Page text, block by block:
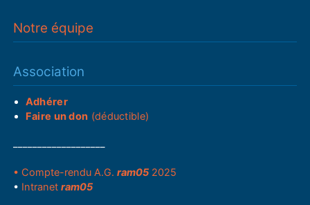
Notre équipe
Association
Adhérer
Faire un don (déductible)
• Compte-rendu A.G.ram05 2025
• Intranetram05